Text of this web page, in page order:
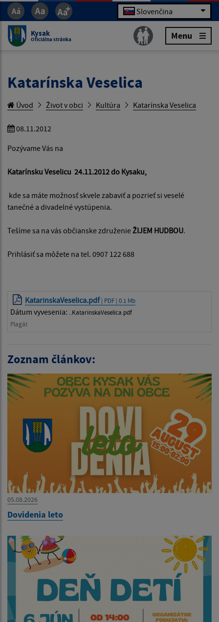
Slovenčina
Kysak
Oficiálna stránka Menu
Katarínska Veselica
Úvod Život v obci Kultúra Katarínska Veselica
08.11.2012
Pozývame Vás na
Katarínsku Veselicu 24.11.2012 do Kysaku,
kde sa máte možnosť skvele zabaviť a pozrieť si veselé
tanečné a divadelné vystúpenia.
Tešíme sa na vás občianske združenieŽIJEM HUDBOU.
Prihlásiť sa môžete na tel. 0907 122 688
KatarinskaVeselica.pdf | PDF | 0.1 Mb
Dátum vyvesenia:
..KatarinskaVeselica.pdf
Plagát
Zoznam článkov:
05.08.2026
Dovidenia leto